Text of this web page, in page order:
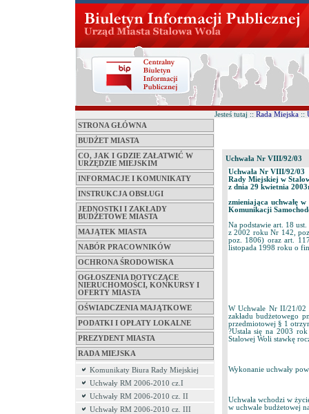
STRONA GŁÓWNA
BUDŻET MIASTA
CO, JAK I GDZIE ZAŁATWIĆ W
URZĘDZIE MIEJSKIM
INFORMACJE I KOMUNIKATY
INSTRUKCJA OBSŁUGI
JEDNOSTKI I ZAKŁADY
BUDŻETOWE MIASTA
MAJĄTEK MIASTA
NABÓR PRACOWNIKÓW
OCHRONA ŚRODOWISKA
OGŁOSZENIA DOTYCZĄCE
NIERUCHOMOŚCI, KONKURSY I
OFERTY MIASTA
OŚWIADCZENIA MAJĄTKOWE
PODATKI I OPŁATY LOKALNE
PREZYDENT MIASTA
RADA MIEJSKA
Komunikaty Biura Rady Miejskiej
Uchwały RM 2006-2010 cz.I
Uchwały RM 2006-2010 cz. II
Uchwały RM 2006-2010 cz. III
Jesteś tutaj :: Rada Miejska ::
Uchwała Nr VIII/92/03
Uchwała Nr VIII/92/03
Rady Miejskiej w
z dnia 29 kwietnia
zmieniająca uchwałę
Komunikacji
Na podstawie art. 18
z 2002 roku Nr 142,
poz. 1806) oraz art.
listopada 1998 roku o
W Uchwale Nr II/21/
zakładu budżetowego
przedmiotowej § 1
?Ustala się na 2003
Stalowej Woli stawkę
Wykonanie uchwały
Uchwała wchodzi w
w uchwale budżetowej